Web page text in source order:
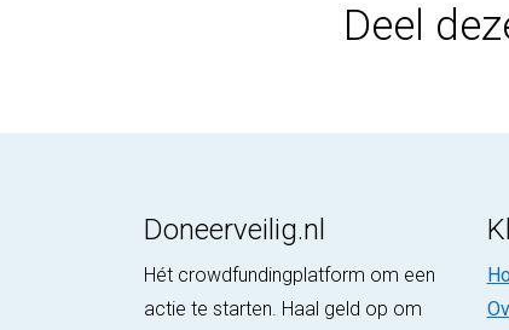
Deel
Doneerveilig.nl
Hét crowdfundingplatform om een
actie te starten. Haal geld op om